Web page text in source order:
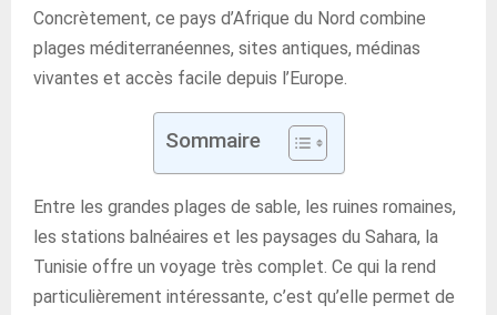
Concrètement, ce pays d’Afrique du Nord combine
plages méditerranéennes, sites antiques, médinas
vivantes et accès facile depuis l’Europe.
Sommaire
Entre les grandes plages de sable, les ruines romaines,
les stations balnéaires et les paysages du Sahara, la
Tunisie offre un voyage très complet. Ce qui la rend
particulièrement intéressante, c’est qu’elle permet de